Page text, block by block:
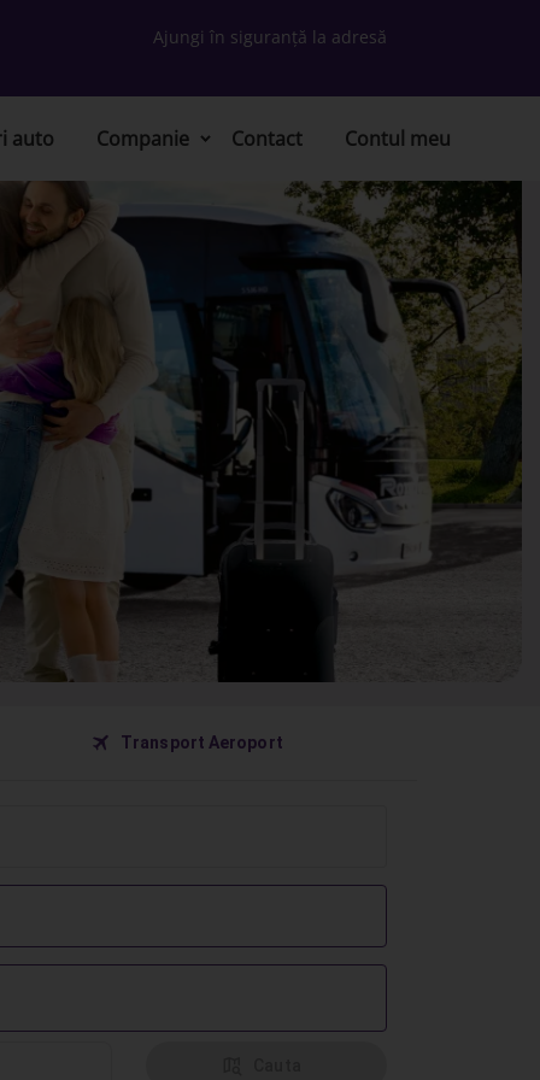
Ajungi în siguranță la adresă
auto Companie Contact Contul meu
󰀝 Transport Aeroport